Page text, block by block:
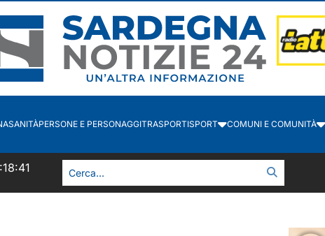
SANITÀPERSONE E PERSONAGGITRASPORTISPORT COMUNI E COMUNITÀ